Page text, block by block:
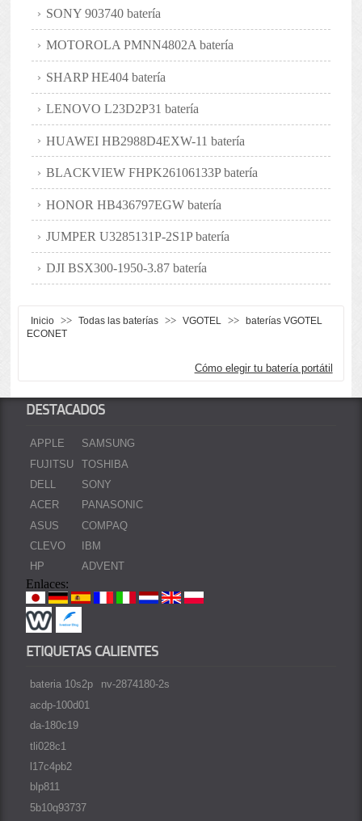
SONY 903740 batería
MOTOROLA PMNN4802A batería
SHARP HE404 batería
LENOVO L23D2P31 batería
HUAWEI HB2988D4EXW-11 batería
BLACKVIEW FHPK26106133P batería
HONOR HB436797EGW batería
JUMPER U3285131P-2S1P batería
DJI BSX300-1950-3.87 batería
Inicio >> Todas las baterías >> VGOTEL >>
baterías VGOTEL
ECONET
Cómo elegir tu batería portátil
DESTACADOS
APPLE
FUJITSU
DELL
ACER
ASUS
CLEVO
HP
SAMSUNG
TOSHIBA
SONY
PANASONIC
COMPAQ
IBM
ADVENT
Enlaces:
ETIQUETAS CALIENTES
bateria 10s2p
acdp-100d01
da-180c19
tli028c1
l17c4pb2
blp811
5b10q93737
nv-2874180-2s